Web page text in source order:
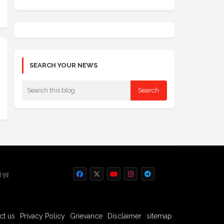
SEARCH YOUR NEWS
एवं
us Privacy Policy Grievance Disclaimer sitemap